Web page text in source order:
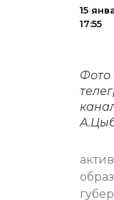
15
17:55
Фото